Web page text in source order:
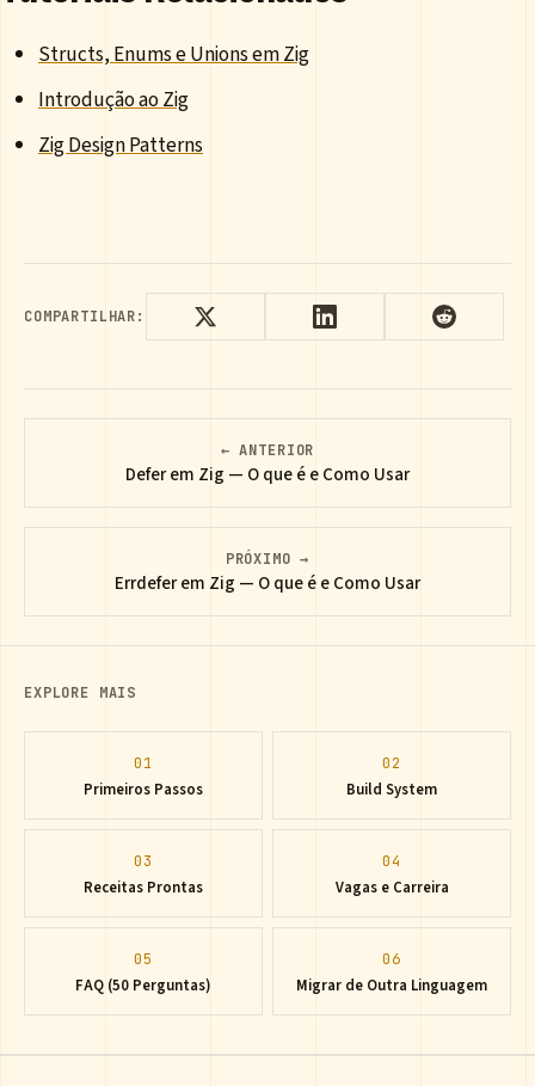
Structs, Enums e Unions em Zig
Introdução ao Zig
Zig Design Patterns
COMPARTILHAR:
← ANTERIOR
Defer em Zig — O que é e Como Usar
PRÓXIMO →
Errdefer em Zig — O que é e Como Usar
EXPLORE MAIS
01
Primeiros Passos
02
Build System
03
Receitas Prontas
04
Vagas e Carreira
05
FAQ (50 Perguntas)
06
Migrar de Outra Linguagem